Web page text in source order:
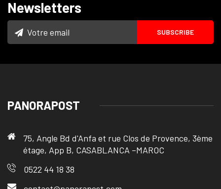
Newsletters
PANORAPOST
75, Angle Bd d'Anfa et rue Clos de Provence, 3ème
étage, App B, CASABLANCA –MAROC
0522 44 18 38